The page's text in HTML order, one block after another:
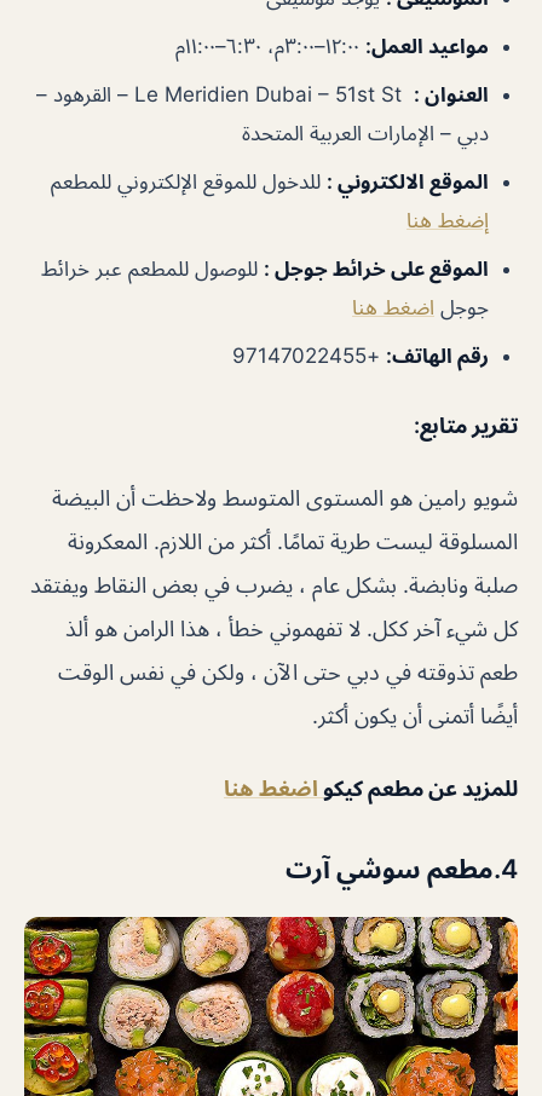
مواعيد العمل:
العنوان :
Le Meridien Dubai – 51st St – القرهود‎ –
دبي – الإمارات العربية المتحدة
الموقع الالكتروني : للدخول للموقع الإلكتروني للمطعم
إضغط هنا
الموقع على خرائط جوجل : للوصول للمطعم عبر خرائط
جوجل اضغط هنا
رقم الهاتف:
+97147022455
تقرير متابع:
شويو رامين هو المستوى المتوسط ​​ولاحظت أن البيضة
المسلوقة ليست طرية تمامًا. أكثر من اللازم. المعكرونة
صلبة ونابضة. بشكل عام ، يضرب في بعض النقاط ويفتقد
كل شيء آخر ككل. لا تفهموني خطأ ، هذا الرامن هو ألذ
طعم تذوقته في دبي حتى الآن ، ولكن في نفس الوقت
أيضًا أتمنى أن يكون أكثر.
للمزيد عن مطعم كيكو اضغط هنا
4.مطعم سوشي آرت